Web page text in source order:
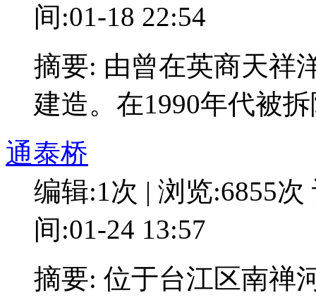
间:01-18 22:54
摘要: 由曾在英商天祥
建造。在1990年代被
通泰桥
编辑:1次 | 浏览:6855次
间:01-24 13:57
摘要: 位于台江区南禅